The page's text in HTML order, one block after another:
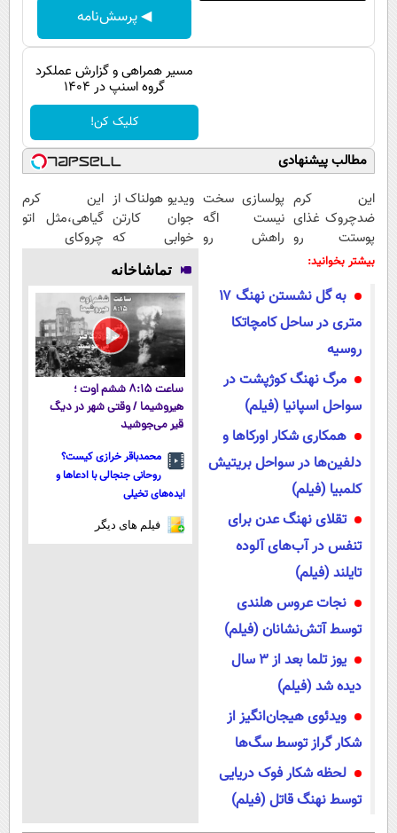
حوادث
محیط زیست
فرهنگی
اجتماعی
حیات وحش
سیاست خارجی
دانلود
◀ پرسش‌نامه
مسیر همراهی و گزارش عملکرد
گروه اسنپ در ۱۴۰۴
کلیک کن!
مطالب پیشنهادی
این کرم
ضدچروک غذای
پوستت رو
تامین میکنه
40%تخفیف)
پولسازی سخت
نیست اگه
راهش رو
ویدیو هولناک از
جوان کارتن
خوابی که
میلیاردر شد.
آموزش رایگان
این کرم
گیاهی،مثل اتو
چروکای
بیشتر بخوانید:
به گل نشستن نهنگ ۱۷
متری در ساحل کامچاتکا
روسیه
مرگ نهنگ کوژپشت در
سواحل اسپانیا (فیلم)
همکاری شکار اورکاها و
دلفین‌ها در سواحل بریتیش
کلمبیا (فیلم)
تقلای نهنگ عدن برای
تنفس در آب‌های آلوده
تایلند (فیلم)
نجات عروس هلندی
توسط آتش‌نشانان (فیلم)
یوز تلما بعد از ۳ سال
دیده شد (فیلم)
ویدئوی هیجان‌انگیز از
شکار گراز توسط سگ‌ها
لحظه شکار فوک دریایی
توسط نهنگ قاتل (فیلم)
تماشاخانه
ساعت ۸:۱۵ ششم اوت ؛
هیروشیما / وقتی شهر در دیگ
قیر می‌جوشید
محمدباقر خرازی کیست؟
روحانی جنجالی با ادعاها و
ایده‌های تخیلی
فیلم های دیگر